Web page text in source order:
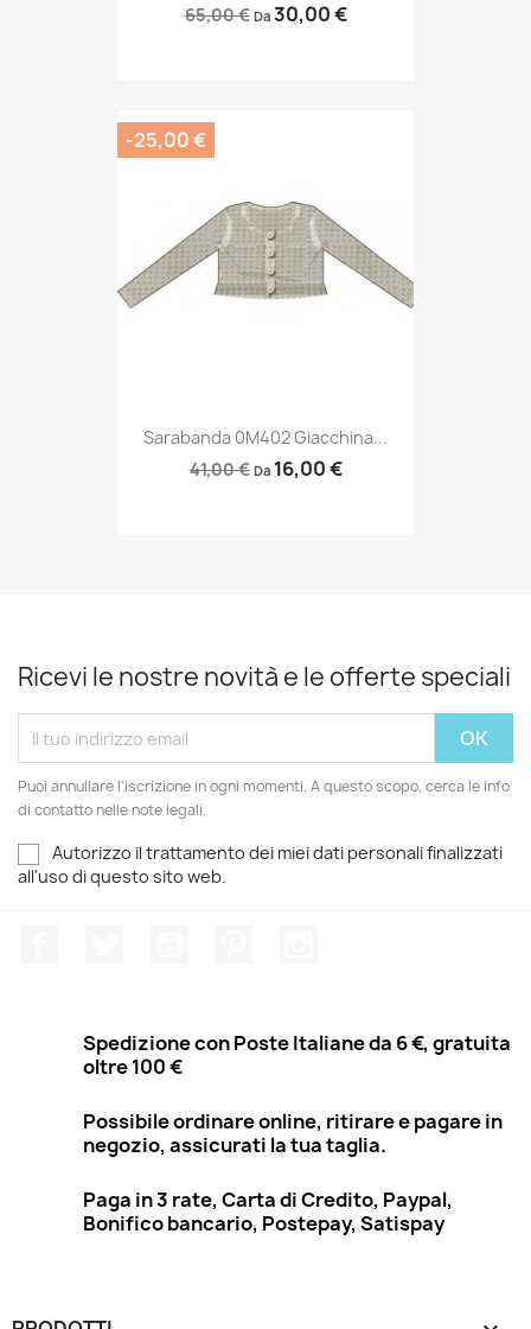
65,00 € Da 30,00 €
Sarabanda 0M402 Giacchina...
41,00 € Da 16,00 €
-25,00 €
Ricevi le nostre novità e le offerte speciali
Puoi annullare l'iscrizione in ogni momenti. A questo scopo, cerca le info
di contatto nelle note legali.
Autorizzo il trattamento dei miei dati personali finalizzati
all'uso di questo sito web.
Spedizione con Poste Italiane da 6 €, gratuita
oltre 100 €
Possibile ordinare online, ritirare e pagare in
negozio, assicurati la tua taglia.
Paga in 3 rate, Carta di Credito, Paypal,
Bonifico bancario, Postepay, Satispay